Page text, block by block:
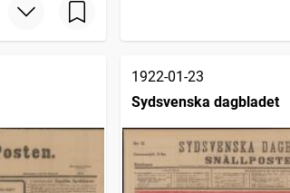
1922-01-23
Sydsvenska dagbladet